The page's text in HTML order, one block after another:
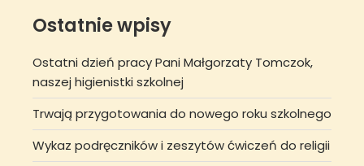
Ostatnie wpisy
Ostatni dzień pracy Pani Małgorzaty Tomczok,
naszej higienistki szkolnej
Trwają przygotowania do nowego roku szkolnego
Wykaz podręczników i zeszytów ćwiczeń do religii